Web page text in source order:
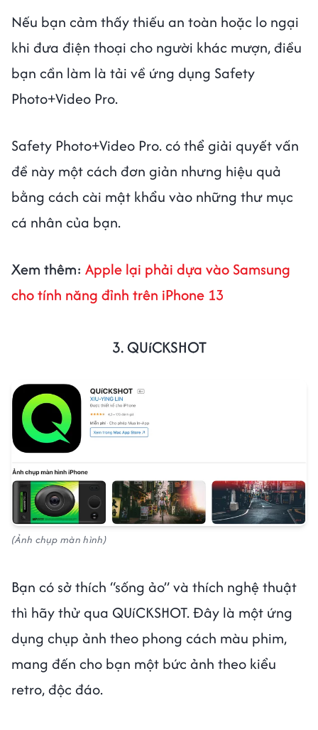
Nếu bạn cảm thấy thiếu an toàn hoặc lo ngại
khi đưa điện thoại cho người khác mượn, điều
bạn cần làm là tải về ứng dụng Safety
Photo+Video Pro.
Safety Photo+Video Pro. có thể giải quyết vấn
đề này một cách đơn giản nhưng hiệu quả
bằng cách cài mật khẩu vào những thư mục
cá nhân của bạn.
Xem thêm: Apple lại phải dựa vào Samsung
cho tính năng đỉnh trên iPhone 13
3. QUíCKSHOT
(Ảnh chụp màn hình)
Bạn có sở thích “sống ảo” và thích nghệ thuật
thì hãy thử qua QUíCKSHOT. Đây là một ứng
dụng chụp ảnh theo phong cách màu phim,
mang đến cho bạn một bức ảnh theo kiểu
retro, độc đáo.